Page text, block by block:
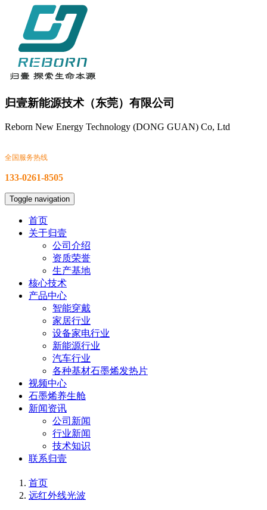
归壹新能源技术（东莞）有限公司
Reborn New Energy Technology (DONG GUAN) Co, Ltd
全国服务热线
133-0261-8505
Toggle navigation
首页
关于归壹
公司介绍
资质荣誉
生产基地
核心技术
产品中心
智能穿戴
家居行业
设备家电行业
新能源行业
汽车行业
各种基材石墨烯发热片
视频中心
石墨烯养生舱
新闻资讯
公司新闻
行业新闻
技术知识
联系归壹
首页
远红外线光波